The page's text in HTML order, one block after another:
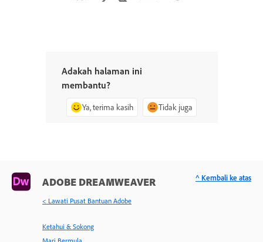
Adakah halaman ini
membantu?
Ya, terima kasih Tidak juga
ADOBE DREAMWEAVER
< Lawati Pusat Bantuan Adobe
Ketahui & Sokong
^ Kembali ke atas